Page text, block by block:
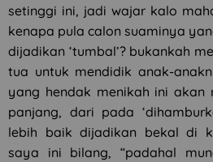
setinggi ini, jadi wajar kalo
kenapa pula calon suaminya
dijadikan ‘tumbal’? bukankah
tua untuk mendidik anak-
yang hendak menikah ini akan
panjang, dari pada
lebih baik dijadikan bekal di
saya ini bilang, “padahal